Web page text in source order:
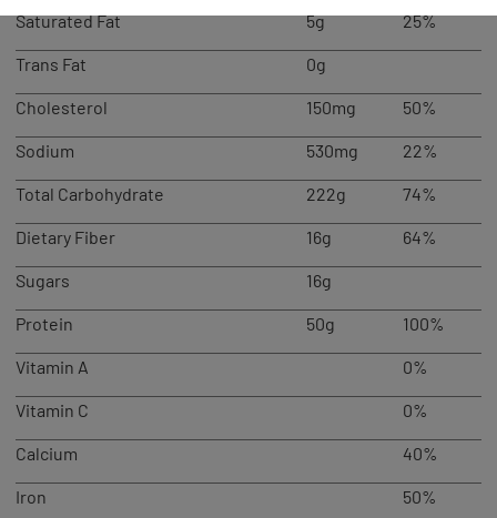
Saturated Fat 5g 25%
Trans Fat 0g
Cholesterol 150mg 50%
Sodium 530mg 22%
Total Carbohydrate 222g 74%
Dietary Fiber 16g 64%
Sugars 16g
Protein 50g 100%
Vitamin A 0%
Vitamin C 0%
Calcium 40%
Iron 50%